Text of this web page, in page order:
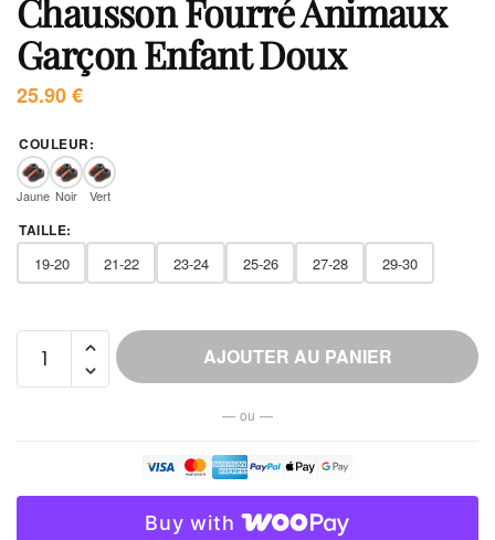
Chausson Fourré Animaux
Garçon Enfant Doux
25.90€
COULEUR:
Jaune Noir Vert
TAILLE:
19-20 21-22 23-24 25-26 27-28 29-30
Chausson
Enfant
AJOUTER AU PANIER
— ou —
Buy with